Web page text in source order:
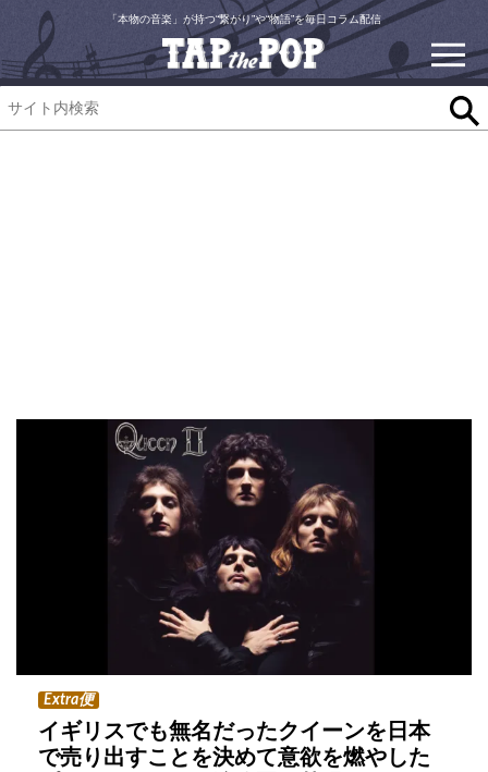
「本物の音楽」が持つ“繋がり”や“物語”を毎日コラム配信
Extra便
イギリスでも無名だったクイーンを日本
で売り出すことを決めて意欲を燃やした